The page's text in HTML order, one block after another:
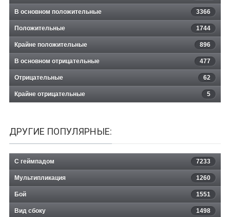
В основном положительные 3366
Положительные 1744
Крайне положительные 896
В основном отрицательные 477
Отрицательные 62
Крайне отрицательные 5
ДРУГИЕ ПОПУЛЯРНЫЕ:
С геймпадом 7233
Мультипликация 1260
Бой 1551
Вид сбоку 1498